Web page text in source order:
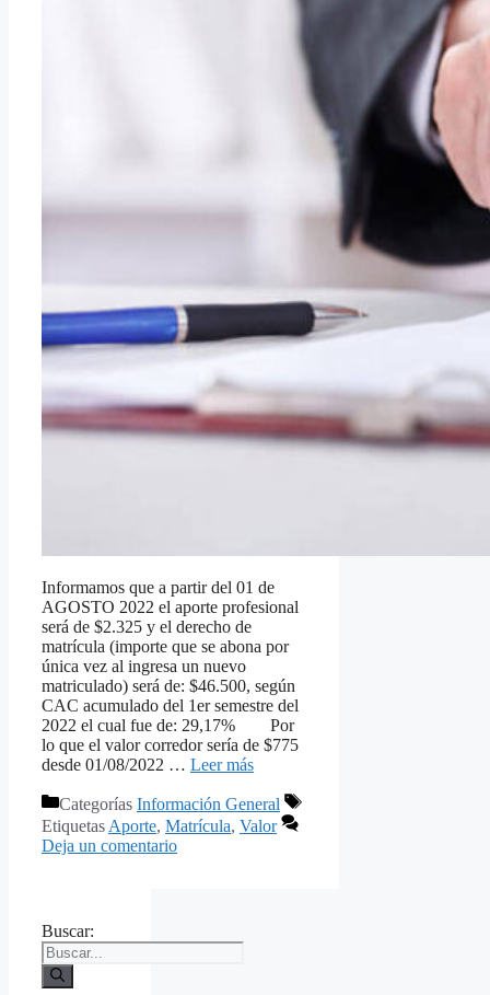
Informamos que a partir del 01 de
AGOSTO 2022 el aporte profesional
será de $2.325 y el derecho de
matrícula (importe que se abona por
única vez al ingresa un nuevo
matriculado) será de: $46.500, según
CAC acumulado del 1er semestre del
2022 el cual fue de: 29,17% Por
lo que el valor corredor sería de $775
desde 01/08/2022 … Leer más
Categorías Información General
Etiquetas Aporte, Matrícula, Valor
Deja un comentario
Buscar: